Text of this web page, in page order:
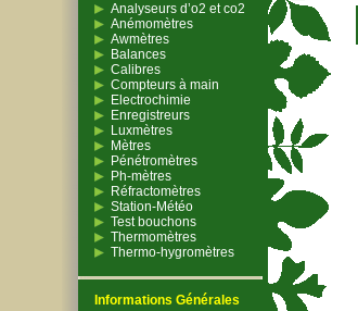
Analyseurs d’o2 et co2
Anémomètres
Awmètres
Balances
Calibres
Compteurs à main
Electrochimie
Enregistreurs
Luxmètres
Mètres
Pénétromètres
Ph-mètres
Réfractomètres
Station-Météo
Test bouchons
Thermomètres
Thermo-hygromètres
Informations Générales